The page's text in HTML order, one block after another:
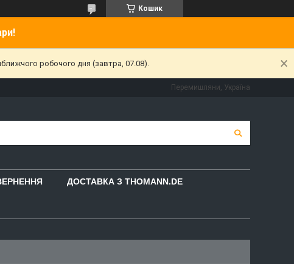
Кошик
робочого дня (завтра, 07.08).
Перемишляни, Україна
ДОСТАВКА З THOMANN.DE